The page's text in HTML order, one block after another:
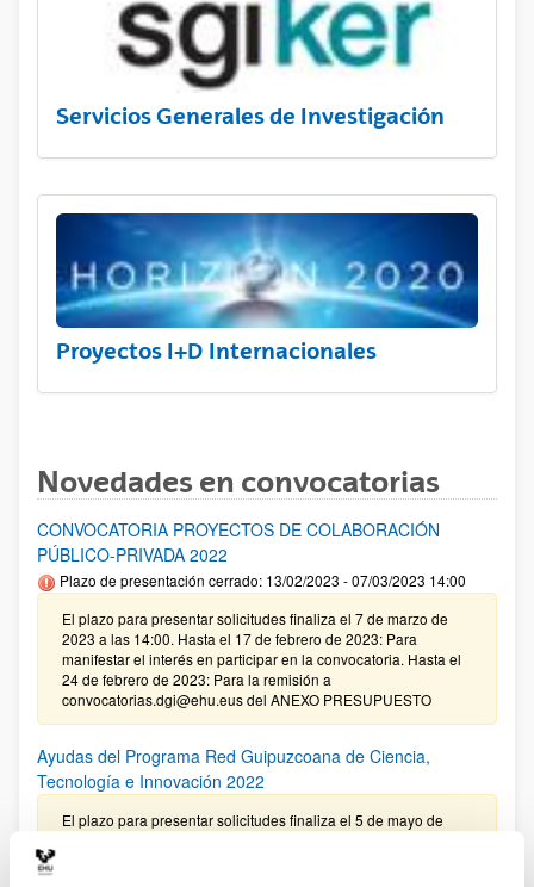
Servicios Generales de Investigación
Proyectos I+D Internacionales
Novedades en convocatorias
CONVOCATORIA PROYECTOS DE COLABORACIÓN
PÚBLICO-PRIVADA 2022
Plazo de presentación cerrado: 13/02/2023 - 07/03/2023 14:00
El plazo para presentar solicitudes finaliza el 7 de marzo de
2023 a las 14:00. Hasta el 17 de febrero de 2023: Para
manifestar el interés en participar en la convocatoria. Hasta el
24 de febrero de 2023: Para la remisión a
convocatorias.dgi@ehu.eus del ANEXO PRESUPUESTO
Ayudas del Programa Red Guipuzcoana de Ciencia,
Tecnología e Innovación 2022
El plazo para presentar solicitudes finaliza el 5 de mayo de